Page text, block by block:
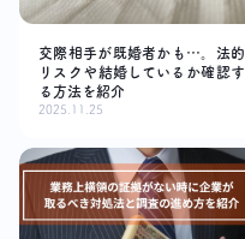
交際相手が既婚者かも…。法的
リスクや結婚しているか確認す
る方法を紹介
2025.11.25